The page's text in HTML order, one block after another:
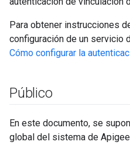
Para obtener instrucciones
configuración de un servicio
Cómo configurar la
Público
En este documento, se
global del sistema de